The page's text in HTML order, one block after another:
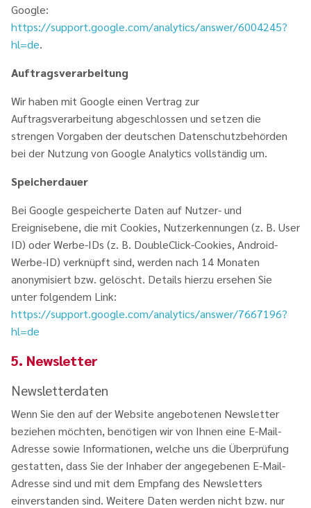
Google:
https://support.google.com/analytics/answer/6004245?
hl=de.
Auftragsverarbeitung
Wir haben mit Google einen Vertrag zur
Auftragsverarbeitung abgeschlossen und setzen die
strengen Vorgaben der deutschen Datenschutzbehörden
bei der Nutzung von Google Analytics vollständig um.
Speicherdauer
Bei Google gespeicherte Daten auf Nutzer- und
Ereignisebene, die mit Cookies, Nutzerkennungen (z. B. User
ID) oder Werbe-IDs (z. B. DoubleClick-Cookies, Android-
Werbe-ID) verknüpft sind, werden nach 14 Monaten
anonymisiert bzw. gelöscht. Details hierzu ersehen Sie
unter folgendem Link:
https://support.google.com/analytics/answer/7667196?
hl=de
5. Newsletter
Newsletterdaten
Wenn Sie den auf der Website angebotenen Newsletter
beziehen möchten, benötigen wir von Ihnen eine E-Mail-
Adresse sowie Informationen, welche uns die Überprüfung
gestatten, dass Sie der Inhaber der angegebenen E-Mail-
Adresse sind und mit dem Empfang des Newsletters
einverstanden sind. Weitere Daten werden nicht bzw. nur